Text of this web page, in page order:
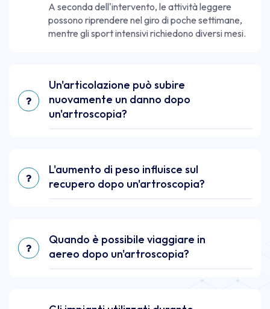
A seconda dell'intervento, le attività leggere
possono riprendere nel giro di poche settimane,
mentre gli sport intensivi richiedono diversi mesi.
Un'articolazione può subire
nuovamente un danno dopo
un'artroscopia?
L'aumento di peso influisce sul
recupero dopo un'artroscopia?
Quando è possibile viaggiare in
aereo dopo un'artroscopia?